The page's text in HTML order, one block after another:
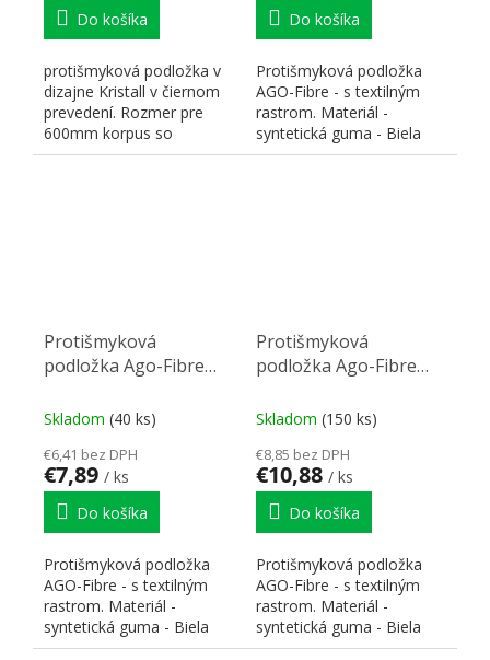
Do košíka
protišmyková podložka v
dizajne Kristall v čiernom
prevedení. Rozmer pre
600mm korpus so
zásuvkou Legrabox.
Do košíka
Protišmyková podložka
AGO-Fibre - s textilným
rastrom. Materiál -
syntetická guma - Biela
farba. Pre zásuvku
Protišmyková
podložka Ago-Fibre
biela 481x474mm
Skladom (40 ks)
€6,41 bez DPH
€7,89 / ks
Do košíka
Protišmyková podložka
AGO-Fibre - s textilným
rastrom. Materiál -
syntetická guma - Biela
farba. Pre zásuvku
Protišmyková
podložka Ago-Fibre
biela 681x474mm
Skladom (150 ks)
€8,85 bez DPH
€10,88 / ks
Do košíka
Protišmyková podložka
AGO-Fibre - s textilným
rastrom. Materiál -
syntetická guma - Biela
farba. Pre zásuvku